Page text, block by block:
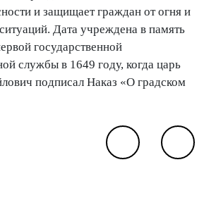
и защищает граждан от огня и
Дата учреждена в память
государственной
службы в 1649 году, когда царь
подписал Наказ «О градском